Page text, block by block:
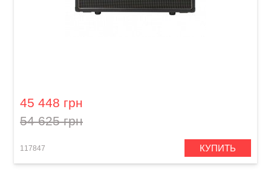
45 448 грн
54 625 грн
117847 КУПИТЬ